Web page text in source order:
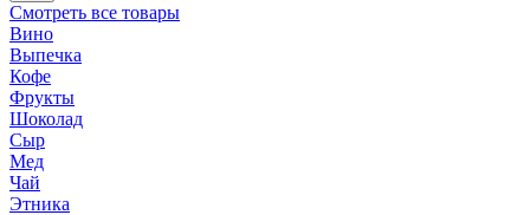
Смотреть все товары
Вино
Выпечка
Кофе
Фрукты
Шоколад
Сыр
Мед
Чай
Этника